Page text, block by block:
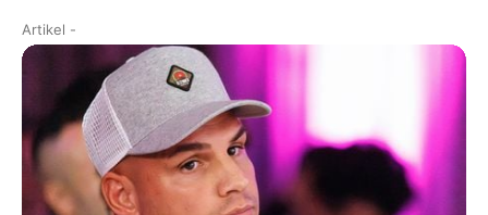
Artikel -